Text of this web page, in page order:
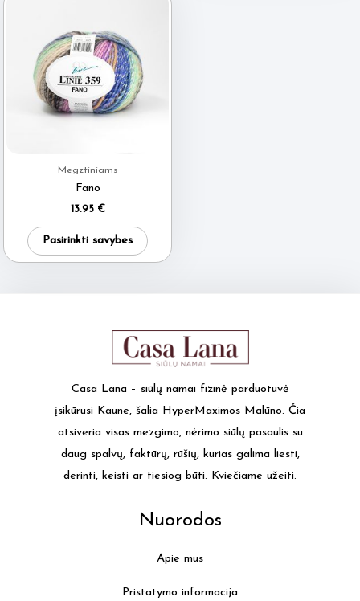
Megztiniams
Fano
13.95 €
Pasirinkti savybes
product
multiple
options
may
be
chosen
on
the
page
Casa Lana – siūlų namai fizinė parduotuvė
įsikūrusi Kaune, šalia HyperMaximos Malūno. Čia
atsiveria visas mezgimo, nėrimo siūlų pasaulis su
daug spalvų, faktūrų, rūšių, kurias galima liesti,
derinti, keisti ar tiesiog būti. Kviečiame užeiti.
Nuorodos
Apie mus
Pristatymo informacija